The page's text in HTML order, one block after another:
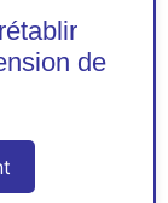
de